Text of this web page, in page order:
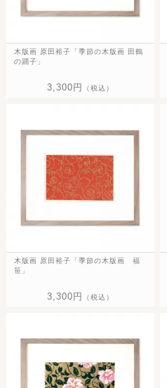
木版画 原田裕子「季節の木版画 田鶴
の踊子」
3,300円 （税込）
木版画 原田裕子「季節の木版画 福
笹」
3,300円 （税込）